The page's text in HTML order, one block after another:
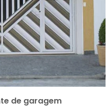
de garagem